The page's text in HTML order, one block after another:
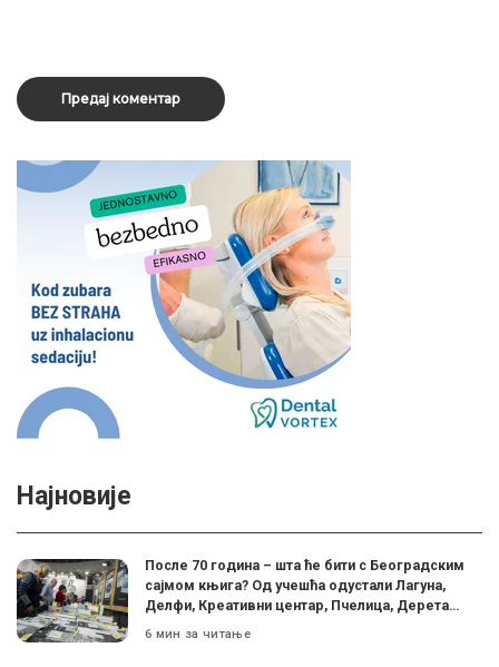
Најновије
После 70 година – шта ће бити с Београдским
сајмом књига? Од учешћа одустали Лагуна,
Делфи, Креативни центар, Пчелица, Дерета…
6 мин за читање